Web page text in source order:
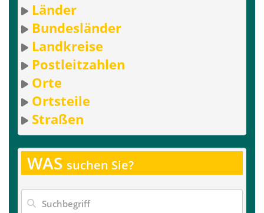
Länder
Bundesländer
Landkreise
Postleitzahlen
Orte
Ortsteile
Straßen
WAS suchen Sie?